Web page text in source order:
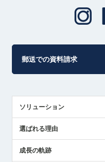
郵送での資料請求
ソリューション
解決策提案
選ばれる理由
成長の軌跡